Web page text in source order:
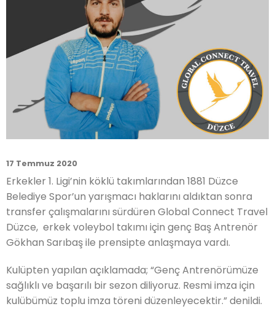
17 Temmuz 2020
Erkekler 1. Ligi’nin köklü takımlarından 1881 Düzce
Belediye Spor’un yarışmacı haklarını aldıktan sonra
transfer çalışmalarını sürdüren Global Connect Travel
Düzce, erkek voleybol takımı için genç Baş Antrenör
Gökhan Sarıbaş ile prensipte anlaşmaya vardı.
Kulüpten yapılan açıklamada; “Genç Antrenörümüze
sağlıklı ve başarılı bir sezon diliyoruz. Resmi imza için
kulübümüz toplu imza töreni düzenleyecektir.” denildi.